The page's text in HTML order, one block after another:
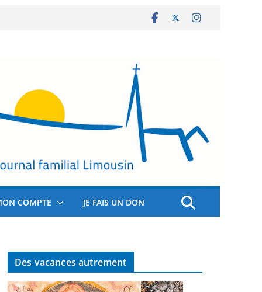
COMPTE JE FAIS UN DON
Des vacances autrement